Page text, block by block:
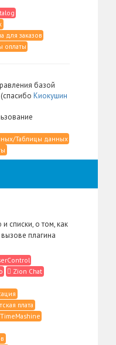
для заказов
оплаты
базой
(спасибо Киокушин
Таблицы данных
пакета Zion
(спасибо
надраздела:
необходимости
в виде
списки, о том, как
плагина
Zion Chat
плата